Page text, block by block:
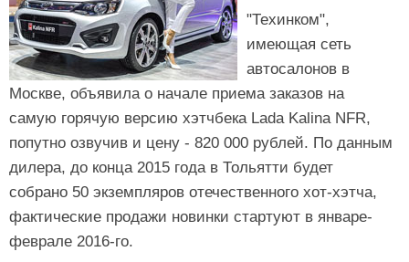
"Техинком",
имеющая сеть
автосалонов в
Москве, объявила о начале приема заказов на
самую горячую версию хэтчбека Lada Kalina NFR,
попутно озвучив и цену - 820 000 рублей. По данным
дилера, до конца 2015 года в Тольятти будет
собрано 50 экземпляров отечественного хот-хэтча,
фактические продажи новинки стартуют в январе-
феврале 2016-го.